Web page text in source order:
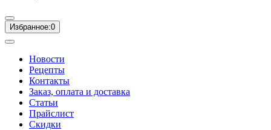
Избранное:0
Новости
Рецепты
Контакты
Заказ, оплата и доставка
Статьи
Прайслист
Скидки